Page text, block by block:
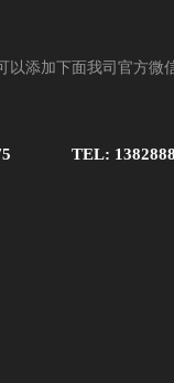
添加下面我司官方微
TEL: